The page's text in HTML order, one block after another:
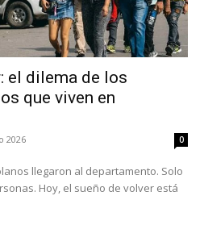
el dilema de los
que viven en
2026 0
llegaron al departamento. Solo
Hoy, el sueño de volver está